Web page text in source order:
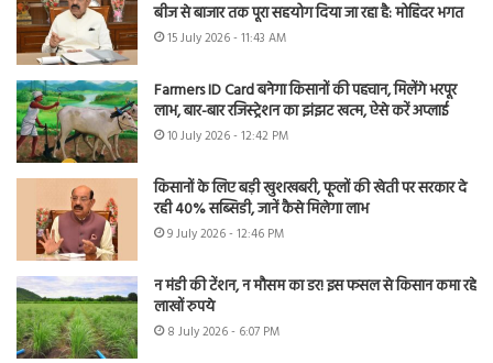
बीज से बाजार तक पूरा सहयोग दिया जा रहा है: मोहिंदर भगत
15 July 2026 - 11:43 AM
Farmers ID Card बनेगा किसानों की पहचान, मिलेंगे भरपूर
लाभ, बार-बार रजिस्ट्रेशन का झंझट खत्म, ऐसे करें अप्लाई
10 July 2026 - 12:42 PM
किसानों के लिए बड़ी खुशखबरी, फूलों की खेती पर सरकार दे
रही 40% सब्सिडी, जानें कैसे मिलेगा लाभ
9 July 2026 - 12:46 PM
न मंडी की टेंशन, न मौसम का डर! इस फसल से किसान कमा रहे
लाखों रुपये
8 July 2026 - 6:07 PM